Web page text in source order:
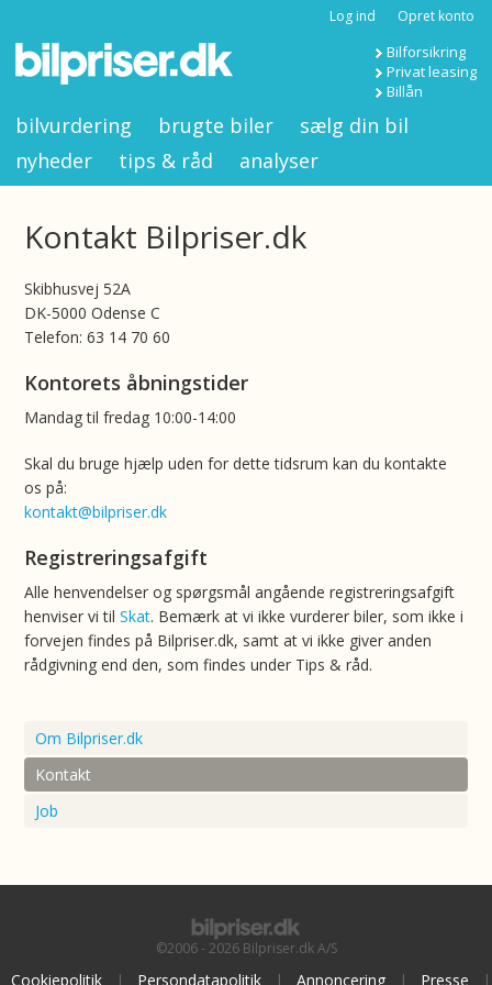
Log ind Opret konto
Bilforsikring
Privat leasing
Billån
bilvurdering brugte biler
sælg din bil
nyheder
tips & råd analyser
Kontakt Bilpriser.dk
Skibhusvej 52A
DK-5000 Odense C
Telefon: 63 14 70 60
Kontorets åbningstider
Mandag til fredag 10:00-14:00
Skal du bruge hjælp uden for dette tidsrum kan du kontakte
os på:
kontakt@bilpriser.dk
Registreringsafgift
Alle henvendelser og spørgsmål angående registreringsafgift
henviser vi tilSkat. Bemærk at vi ikke vurderer biler, som ikke i
forvejen findes på Bilpriser.dk, samt at vi ikke giver anden
rådgivning end den, som findes under Tips & råd.
Om Bilpriser.dk
Kontakt
Job
©2006 - 2026 Bilpriser.dk A/S
Cookiepolitik | Persondatapolitik | Annoncering | Presse |